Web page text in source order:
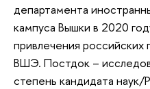
департамента
кампуса Вышки в 2020
привлечения
ВШЭ. Постдок –
степень кандидата наук/